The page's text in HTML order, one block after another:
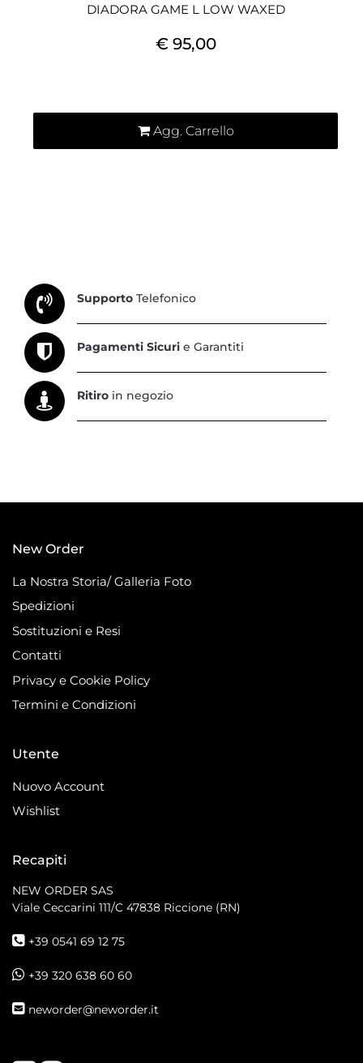
DIADORA GAME L LOW WAXED
€ 95,00
Agg. Carrello
Supporto Telefonico
Pagamenti Sicuri e Garantiti
Ritiro in negozio
New Order
La Nostra Storia/ Galleria Foto
Spedizioni
Sostituzioni e Resi
Contatti
Privacy e Cookie Policy
Termini e Condizioni
Utente
Nuovo Account
Wishlist
Recapiti
NEW ORDER SAS
Viale Ceccarini 111/C 47838 Riccione (RN)
+39 0541 69 12 75
+39 320 638 60 60
neworder@neworder.it